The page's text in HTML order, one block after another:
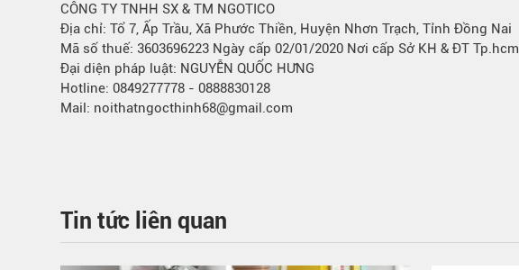
CÔNG TY TNHH SX & TM NGOTICO
Địa chỉ: Tổ 7, Ấp Trầu, Xã Phước Thiền, Huyện Nhơn Trạch, Tỉnh Đồng Nai
Mã số thuế: 3603696223 Ngày cấp 02/01/2020 Nơi cấp Sở KH & ĐT Tp.hcm
Đại diện pháp luật: NGUYỄN QUỐC HƯNG
Hotline: 0849277778 - 0888830128
Mail: noithatngocthinh68@gmail.com
Tin tức liên quan